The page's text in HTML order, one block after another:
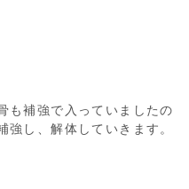
も補強で入っていましたの
強し、解体していきます。